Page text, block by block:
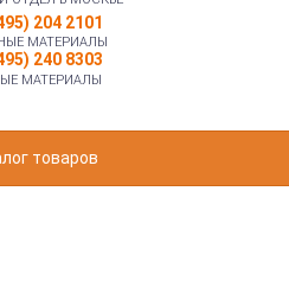
204 2101
МАТЕРИАЛЫ
240 8303
МАТЕРИАЛЫ
товаров